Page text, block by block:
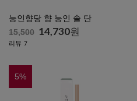
능인향당 향 능인 솔 단
15,500 14,730원
리뷰 7
5%